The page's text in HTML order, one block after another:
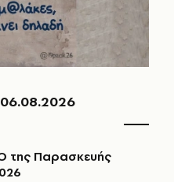
της Παρασκευής